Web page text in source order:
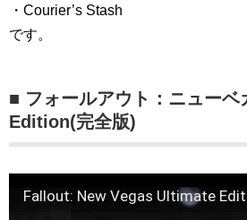
・Courier’s Stash
です。
■ フォールアウト：ニュー
Edition(完全版)
Fallout: New Vegas Ultimate